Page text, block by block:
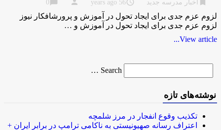
اخبار مدرسه جدید access_time
56 years ago
person
chat_bubble
لزوم عزم جدی برای ایجاد تحول در آموزش و پرورشافکار نیوز
لزوم عزم جدی برای ایجاد تحول در آموزش و …
View article...
for
Search …
نوشته‌های تازه
تکذیب وقوع انفجار در مرز شلمچه
اعتراف رسانه صهیونیستی به ناکامی ترامپ در برابر ایران +